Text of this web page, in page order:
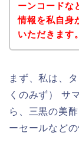
ーンコードな
情報を私自身
いただきます。
まず、私は、
くのみず） サ
ら、三黒の美
ーセールなど